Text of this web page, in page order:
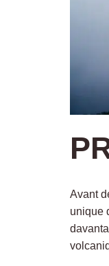
Avant
unique